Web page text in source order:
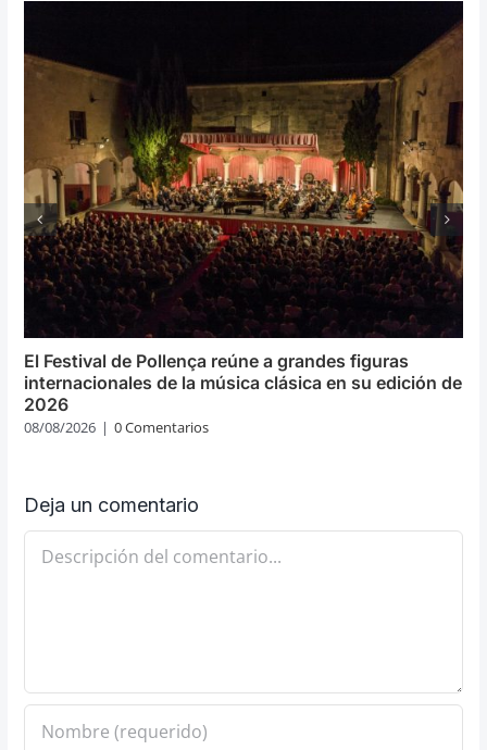
El Festival de Pollença reúne a grandes figuras
internacionales de la música clásica en su edición de
2026
08/08/2026 | 0 Comentarios
Deja un comentario
Comentario